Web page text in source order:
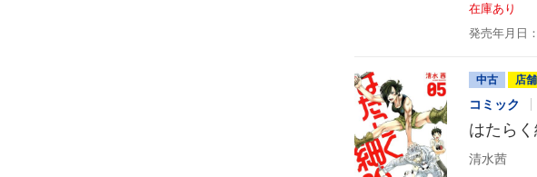
在庫あり
発売年月日
中古 店
コミック
はたら
清水茜